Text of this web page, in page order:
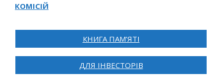
КОМІСІЙ
КНИГА ПАМ’ЯТІ
ДЛЯ ІНВЕСТОРІВ